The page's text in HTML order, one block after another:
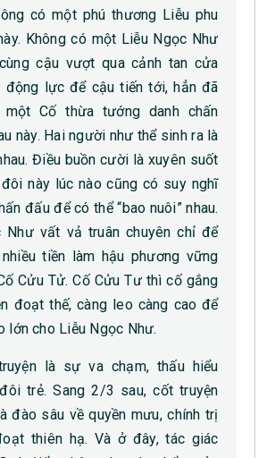
có một phú thương Liễu phu
Không có một Liễu Ngọc Như
cậu vượt qua cảnh tan cửa
động lực để cậu tiến tới, hẳn đã
một Cố thừa tướng danh chấn
này. Hai người như thể sinh ra là
Điều buồn cười là xuyên suốt
này lúc nào cũng có suy nghĩ
đấu để có thể “bao nuôi” nhau.
Như vất vả truân chuyên chỉ để
tiền làm hậu phương vững
Cửu Tử. Cố Cửu Tư thì cố gắng
đoạt thế, càng leo càng cao để
lớn cho Liễu Ngọc Như.
là sự va chạm, thấu hiểu
trẻ. Sang 2/3 sau, cốt truyện
đào sâu về quyền mưu, chính trị
thiên hạ. Và ở đây, tác giác